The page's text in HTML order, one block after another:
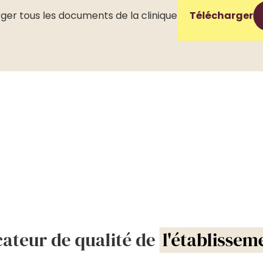
tous les documents de la clinique Télécharger
de qualité de